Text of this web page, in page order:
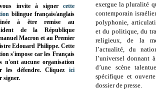
exergue la pluralité
contemporain
polyphonie,
et du politique, du
religieux, de la
l’actualité, du
l’universel donnant
d’une scène
spécifique et
dossier de presse.
invite à signer cette
bilingue français/anglais
à être remise au
de la République
Macron et au Premier
Edouard Philippe. Cette
s'impose car les Français
n'ont aucune organisation
les défendre. Cliquez
ici
signer.